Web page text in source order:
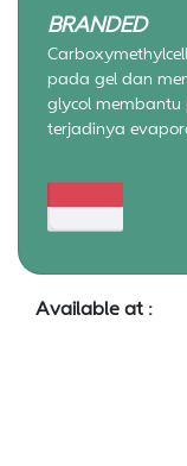
BRANDED
pada gel dan
glycol membantu
terjadinya
Available at :